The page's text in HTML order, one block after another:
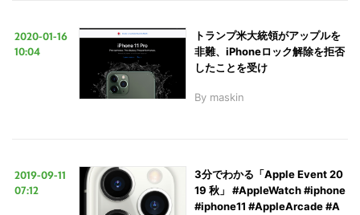
2020-01-16
10:04
トランプ米大統領がアップルを
非難、iPhoneロック解除を拒否
したことを受け
By maskin
2019-09-11
07:12
3分でわかる「Apple Event 20
19 秋」 #AppleWatch #iphone
#iphone11 #AppleArcade #A